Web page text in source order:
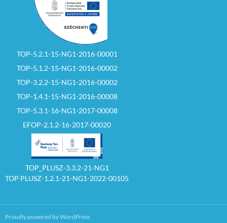
TOP-5.2.1-15-NG1-2016-00001
TOP-5.1.2-15-NG1-2016-00002
TOP-3.2.2-15-NG1-2016-00002
TOP-1.4.1-15-NG1-2016-00008
TOP-5.3.1-16-NG1-2017-00008
EFOP-2.1.2-16-2017-00020
TOP_PLUSZ-3.3.2-21-NG1
TOP PLUSZ-1.2.1-21-NG1-2022-00105
Proudly powered by WordPress